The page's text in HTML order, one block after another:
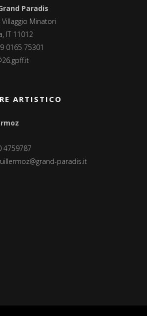
Paradis
Minatori
IT 11012
0165 75301
ARTISTICO
4759787
paradis.it